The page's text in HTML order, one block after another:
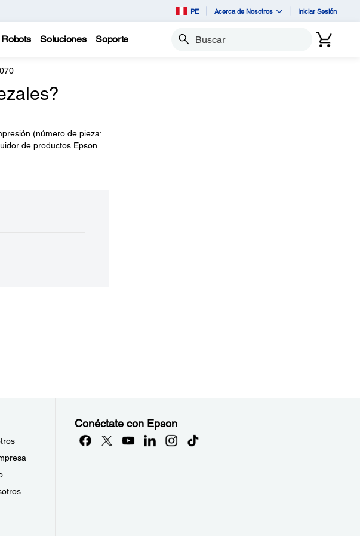
PE Acerca de Nosotros Iniciar Sesión
Robots Soluciones Soporte Buscar
(número de pieza:
de productos Epson
Conéctate con Epson